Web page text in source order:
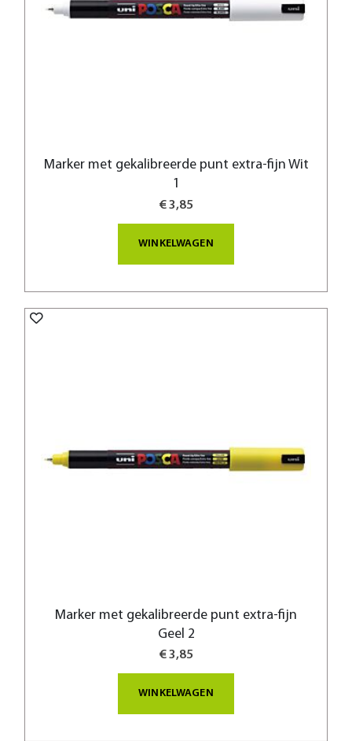
Marker met gekalibreerde punt extra-fijn Wit
1
€ 3,85
WINKELWAGEN
Marker met gekalibreerde punt extra-fijn
Geel 2
€ 3,85
WINKELWAGEN